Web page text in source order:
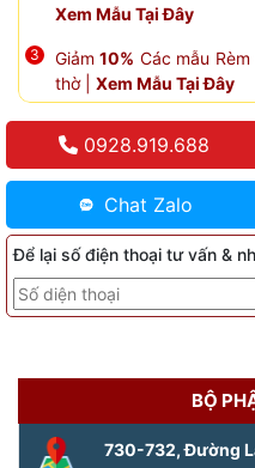
Xem Mẫu Tại Đây
Giảm10% Các mẫu
thờ | Xem Mẫu Tại Đây
0928.919.688
Chat Zalo
Để lại số điện thoại tư vấn &
BỘ
730-732, Đường